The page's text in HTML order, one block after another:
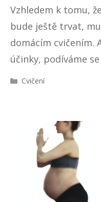
Vzhledem k tomu,
bude ještě trvat,
domácím cvičením.
účinky, podíváme
R
Cvičení